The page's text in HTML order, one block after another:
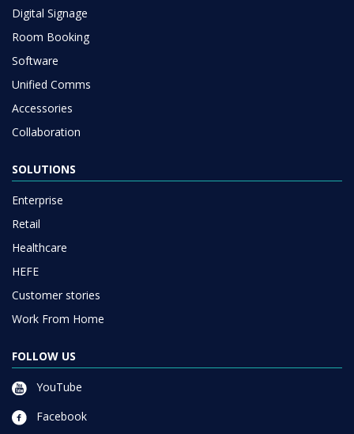
Digital Signage
Room Booking
Software
Unified Comms
Accessories
Collaboration
SOLUTIONS
Enterprise
Retail
Healthcare
HEFE
Customer stories
Work From Home
FOLLOW US
YouTube
Facebook